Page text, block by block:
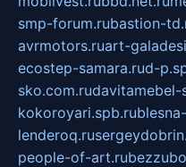
smp-forum.rubastion-
avrmotors.ruart-
ecostep-samara.rud-
sko.com.rudavitamebel-
kokoroyari.spb.ru
lenderoq.ru
people-of-art.ru